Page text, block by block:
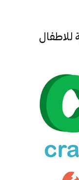
للاطفال